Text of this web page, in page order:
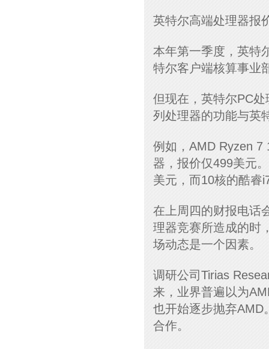
英特尔高端处理器报
本年第一季度，英特
特尔客户端核算事业
但现在，英特尔PC
列处理器的功能与英
例如，AMD Ryzen 7
器，报价仅499美元
美元，而10核的酷睿
在上周四的财报电话
理器竞赛所造成的时
场动态是一个因素。
调研公司Tirias
来，业界普遍以为
也开始逐步抛弃AMD
合作。